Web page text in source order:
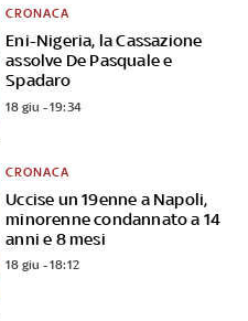
Eni-Nigeria, la Cassazione
assolve De Pasquale e
Spadaro
CRONACA
18 giu - 19:34
Uccise un 19enne a Napoli,
minorenne condannato a 14
anni e 8 mesi
CRONACA
18 giu - 18:12